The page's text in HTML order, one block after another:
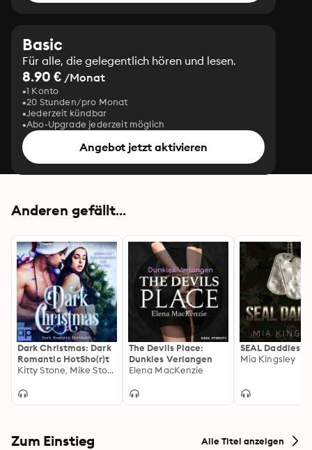
Basic
Für alle, die gelegentlich hören und lesen.
8.90 € /Monat
1 Konto
20 Stunden/pro Monat
Jederzeit kündbar
Abo-Upgrade jederzeit möglich
Angebot jetzt aktivieren
Anderen gefällt...
Dark Christmas: Dark
Romantic HotSho(r)t
Kitty Stone, Mike Stone
The Devils Place:
Dunkles Verlangen
Elena MacKenzie
SEAL Daddies
Mia Kingsley
Zum Einstieg Alle Titel anzeigen